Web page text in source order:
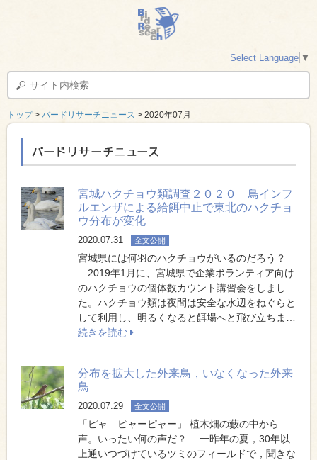
トップ> バードリサーチニュース > 2020年07月
宮城ハクチョウ類調査２０２０ 鳥インフ
ルエンザによる給餌中止で東北のハクチョ
ウ分布が変化
2020.07.31 全文公開
宮城県には何羽のハクチョウがいるのだろう？
2019年1月に、宮城県で企業ボランティア向け
のハクチョウの個体数カウント講習会をしまし
た。ハクチョウ類は夜間は安全な水辺をねぐらと
して利用し、明るくなると餌場へと飛び立ちま…
続きを読む
分布を拡大した外来鳥，いなくなった外来
鳥
2020.07.29 全文公開
「ピャ ピャーピャー」 植木畑の藪の中から
声。いったい何の声だ？ 一昨年の夏，30年以
上通いつづけているツミのフィールドで，聞きな
Select Language ▼